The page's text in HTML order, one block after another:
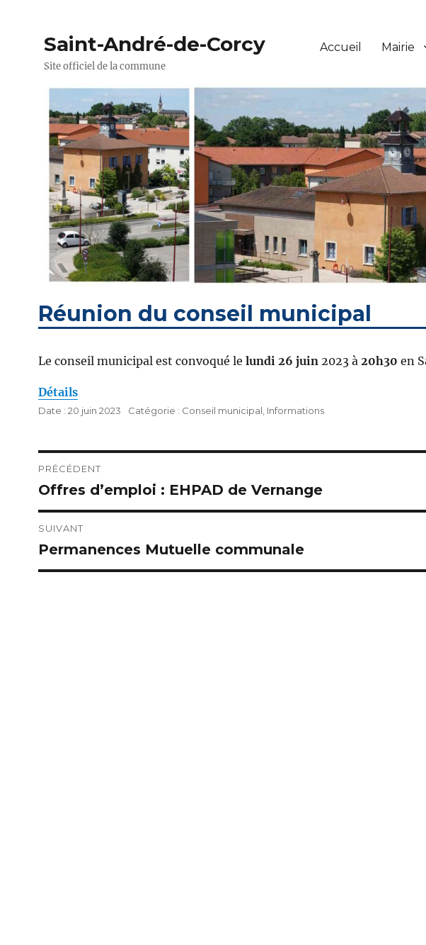
Saint-André-de-Corcy
Site officiel de la commune
Accueil Mairie
Réunion du conseil municipal
Le conseil municipal est convoqué le lundi 26 juin 2023 à 20h30 en
Détails
Publié
20 juin 2023 Catégories
Conseil municipal, Informations
Navigation
de
l’article
PRÉCÉDENT
Publication
précédente :
Offres d’emploi : EHPAD de Vernange
SUIVANT
Publication
suivante :
Permanences Mutuelle communale